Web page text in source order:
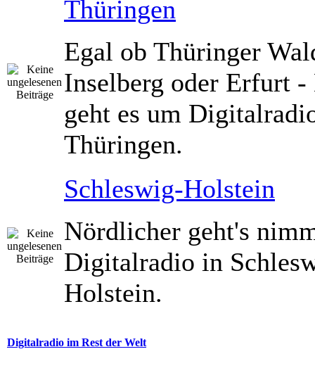
Thüringen
Egal ob Thüringer
Inselberg oder Erfurt
geht es um
Thüringen.
Schleswig-Holstein
Nördlicher geht's
Digitalradio in
Holstein.
Digitalradio im Rest der Welt